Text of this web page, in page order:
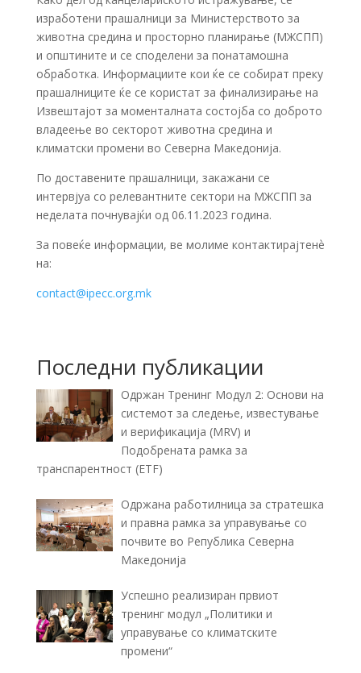
изработени прашалници за Министерството за
животна средина и просторно планирање (МЖСПП)
и општините и се споделени за понатамошна
обработка. Информациите кои ќе се собират преку
прашалниците ќе се користат за финализирање на
Извештајот за моменталната состојба со доброто
владеење во секторот животна средина и
климатски промени во Северна Македонија.
По доставените прашалници, закажани се
интервјуа со релевантните сектори на МЖСПП за
неделата почнувајќи од 06.11.2023 година.
За повеќе информации, ве молиме контактирајтенѐ
на:
contact@ipecc.org.mk
Последни публикации
Одржан Тренинг Модул 2: Основи на
системот за следење, известување
и верификација (MRV) и
Подобрената рамка за
транспарентност (ETF)
Одржана работилница за стратешка
и правна рамка за управување со
почвите во Република Северна
Македонија
Успешно реализиран првиот
тренинг модул „Политики и
управување со климатските
промени“